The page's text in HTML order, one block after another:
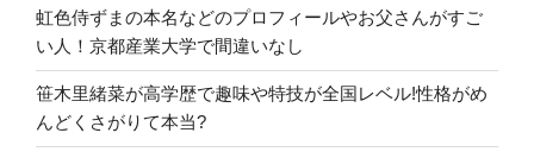
虹色侍ずまの本名などのプロフィールやお父さんがすご
い人！京都産業大学で間違いなし
笹木里緒菜が高学歴で趣味や特技が全国レベル!性格がめ
んどくさがりて本当?